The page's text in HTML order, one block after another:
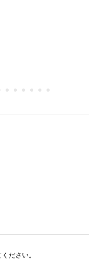
ださい。